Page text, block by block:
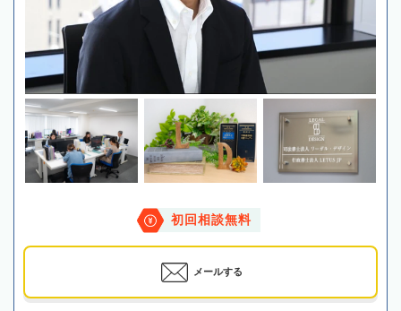
初回相談無料
メールする